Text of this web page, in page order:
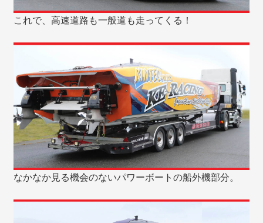
これで、高速道路も一般道も走ってくる！
なかなか見る機会のないパワーボートの船外機部分。